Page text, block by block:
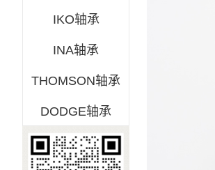
IKO轴承
INA轴承
THOMSON轴承
DODGE轴承